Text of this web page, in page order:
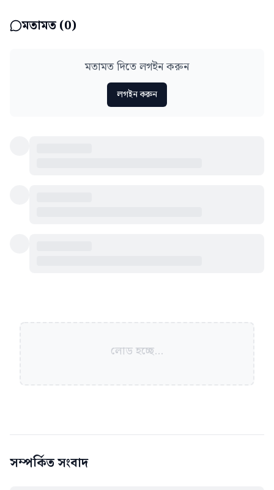
মতামত (0)
মতামত দিতে লগইন করুন
লগইন করুন
লোড হচ্ছে...
সম্পর্কিত সংবাদ